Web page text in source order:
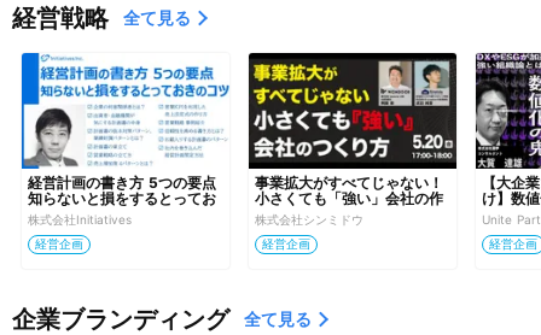
経営戦略 全て見る
経営計画の書き方 5つの要点
知らないと損をするとってお
きのコツ
株式会社Initiatives
経営企画
事業拡大がすべてじゃない！
小さくても「強い」会社の作
り方
株式会社シンミドウ
経営企画
【大企
け】数
ル流 〜
強い組
Unite
経営企画
企業ブランディング 全て見る